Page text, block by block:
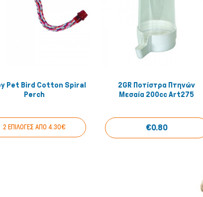
Quick View
Pet Bird Cotton Spiral
Perch
2 ΕΠΙΛΟΓΕΣ ΑΠΟ 4.30€
Quick View
2GR Ποτίστρα Πτηνών
Μεσαία 200cc Art275
€0.80